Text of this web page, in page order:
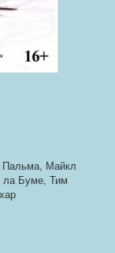
Пальма, Майкл
Буме, Тим